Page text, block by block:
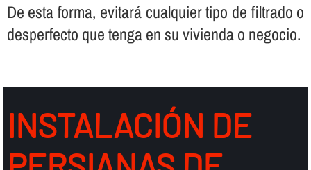
De esta forma, evitará cualquier tipo de filtrado o
desperfecto que tenga en su vivienda o negocio.
INSTALACIÓN DE